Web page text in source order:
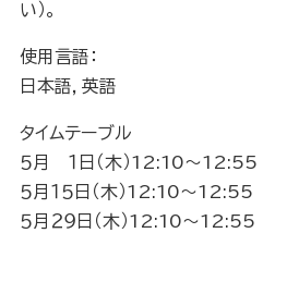
い）。
使用言語：
日本語，英語
タイムテーブル
５月 １日（木）12:10～12:55
５月１５日（木）12:10～12:55
５月２９日（木）12:10～12:55